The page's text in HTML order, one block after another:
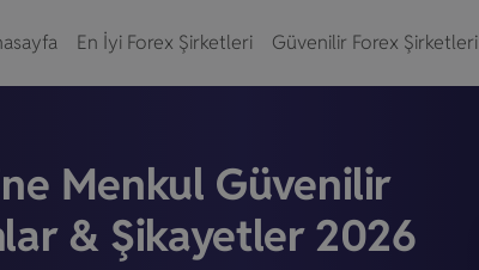
En İyi Forex Şirketleri Güvenilir Forex Şirketleri
Menkul Güvenilir
& Şikayetler 2026